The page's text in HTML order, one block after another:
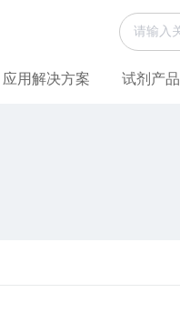
应用解决方案 试剂产品